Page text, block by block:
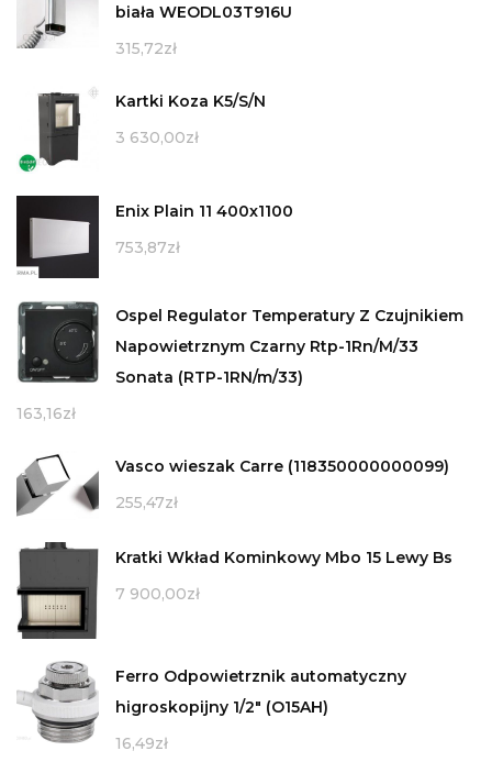
biała WEODL03T916U
315,72zł
Kartki Koza K5/S/N
3 630,00zł
Enix Plain 11 400x1100
753,87zł
Ospel Regulator Temperatury Z Czujnikiem
Napowietrznym Czarny Rtp-1Rn/M/33
Sonata (RTP-1RN/m/33)
163,16zł
Vasco wieszak Carre (118350000000099)
255,47zł
Kratki Wkład Kominkowy Mbo 15 Lewy Bs
7 900,00zł
Ferro Odpowietrznik automatyczny
higroskopijny 1/2" (O15AH)
16,49zł